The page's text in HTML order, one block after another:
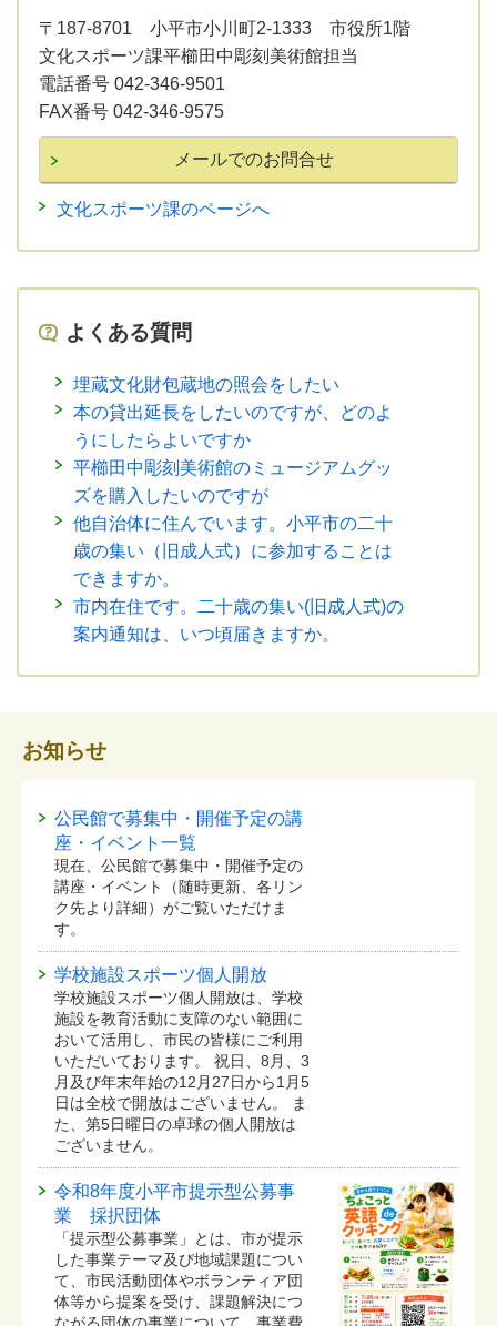
〒187-8701 小平市小川町2-1333 市役所1階
文化スポーツ課平櫛田中彫刻美術館担当
電話番号 042-346-9501
FAX番号 042-346-9575
文化スポーツ課のページへ
よくある質問
埋蔵文化財包蔵地の照会をしたい
本の貸出延長をしたいのですが、どのよ
うにしたらよいですか
平櫛田中彫刻美術館のミュージアムグッ
ズを購入したいのですが
他自治体に住んでいます。小平市の二十
歳の集い（旧成人式）に参加することは
できますか。
市内在住です。二十歳の集い(旧成人式)の
案内通知は、いつ頃届きますか。
お知らせ
公民館で募集中・開催予定の講
座・イベント一覧
現在、公民館で募集中・開催予定の
講座・イベント（随時更新、各リン
ク先より詳細）がご覧いただけま
す。
学校施設スポーツ個人開放
学校施設スポーツ個人開放は、学校
施設を教育活動に支障のない範囲に
おいて活用し、市民の皆様にご利用
いただいております。 祝日、8月、3
月及び年末年始の12月27日から1月5
日は全校で開放はございません。 ま
た、第5日曜日の卓球の個人開放は
ございません。
令和8年度小平市提示型公募事
業 採択団体
「提示型公募事業」とは、市が提示
した事業テーマ及び地域課題につい
て、市民活動団体やボランティア団
体等から提案を受け、課題解決につ
ながる団体の事業について、事業費